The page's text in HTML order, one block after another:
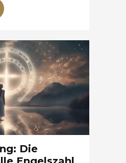
Die